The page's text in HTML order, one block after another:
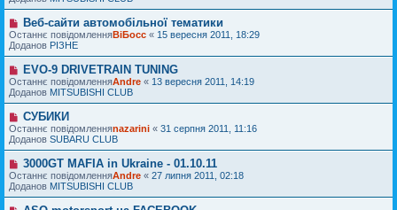
е
н
н
я
і
д
м
л
е
н
н
я
е
п
о
в
і
д
м
л
е
н
я
Н
о
в
е
п
о
в
і
д
о
м
л
е
н
н
я
Веб-сайти автомобільної тематики
Останнє повідомленняВіБосс « 15 вересня 2011, 18:29
Доданов РІЗНЕ
Н
о
в
е
п
о
в
і
д
о
м
л
е
EVO-9 DRIVETRAIN TUNING
Останнє повідомленняAndre « 13 вересня 2011, 14:19
Доданов MITSUBISHI CLUB
Н
о
в
е
п
о
в
і
д
СУБИКИ
Останнє повідомленняnazarini « 31 серпня 2011, 11:16
Доданов SUBARU CLUB
Н
о
в
е
3000GT MAFIA in Ukraine - 01.10.11
Останнє повідомленняAndre « 27 липня 2011, 02:18
Доданов MITSUBISHI CLUB